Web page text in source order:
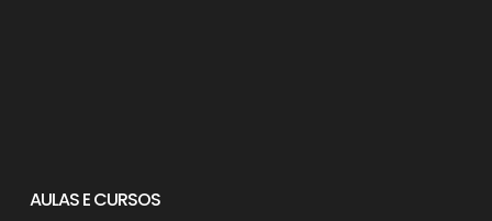
AULAS E CURSOS